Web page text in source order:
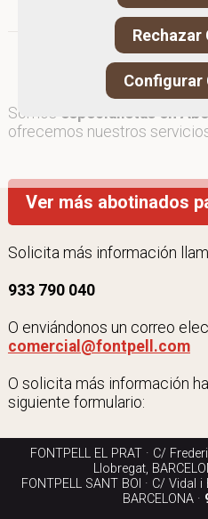
Somos especialistas en
ofrecemos nuestros
Ver más abotinados
Solicita más información
933 790 040
O enviándonos un correo
comercial@fontpell.com
O solicita más información
siguiente formulario:
FONTPELL EL PRAT · C/
Llobregat,
FONTPELL SANT BOI · C/ Vidal
BARCELONA ·
Rechazar
Configurar